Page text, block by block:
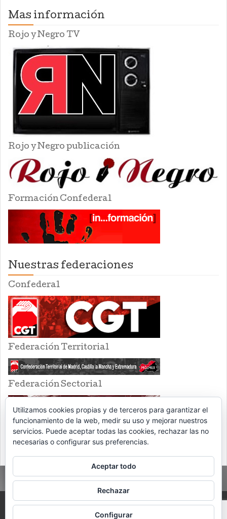
Mas información
Rojo y Negro TV
Rojo y Negro publicación
Formación Confederal
Nuestras federaciones
Confederal
Federación Territorial
Federación Sectorial
PROUDLY POWERED BY WORDPRESS THEME: EVENTBRITE SINGLE EVENT
Utilizamos cookies propias y de terceros para garantizar el
funcionamiento de la web, medir su uso y mejorar nuestros
servicios. Puede aceptar todas las cookies, rechazar las no
necesarias o configurar sus preferencias.
Aceptar todo
Rechazar
Configurar